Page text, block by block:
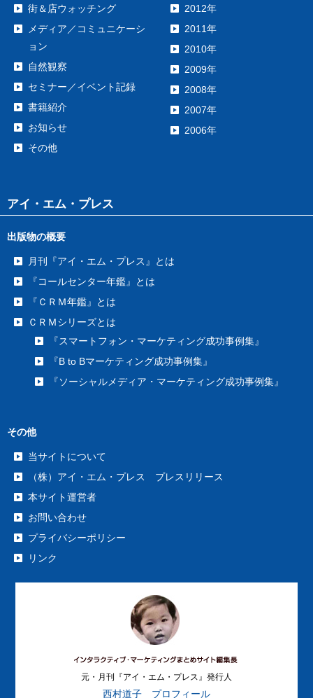
街＆店ウォッチング
メディア／コミュニケーシ
ョン
自然観察
セミナー／イベント記録
書籍紹介
お知らせ
その他
2012年
2011年
2010年
2009年
2008年
2007年
2006年
アイ・エム・プレス
出版物の概要
月刊『アイ・エム・プレス』とは
『コールセンター年鑑』とは
『ＣＲＭ年鑑』とは
ＣＲＭシリーズとは
『スマートフォン・マーケティング成功事例集』
『B to Bマーケティング成功事例集』
『ソーシャルメディア・マーケティング成功事例集』
その他
当サイトについて
（株）アイ・エム・プレス プレスリリース
本サイト運営者
お問い合わせ
プライバシーポリシー
リンク
元・月刊『アイ・エム・プレス』発行人
西村道子 プロフィール